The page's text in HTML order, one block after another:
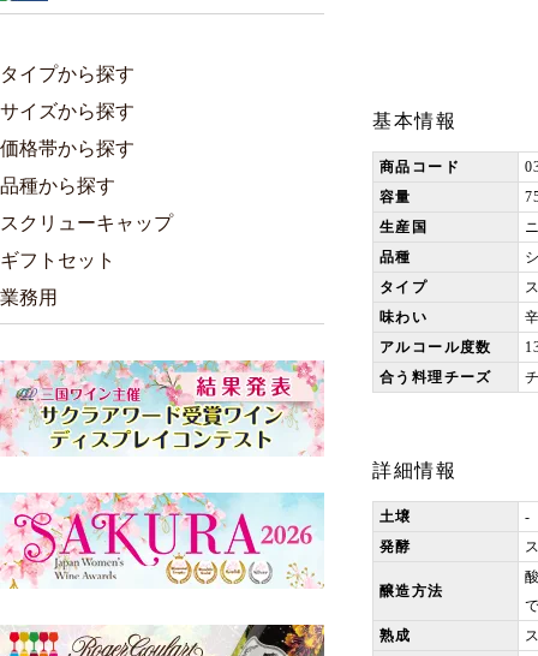
基本情報
商品コード
容量
生産国
品種
タイプ
味わい
アルコール度数
合う料理チーズ
詳細情報
土壌
-
発酵
醸造方法
熟成
タイプから探す
サイズから探す
価格帯から探す
品種から探す
スクリューキャップ
ギフトセット
業務用